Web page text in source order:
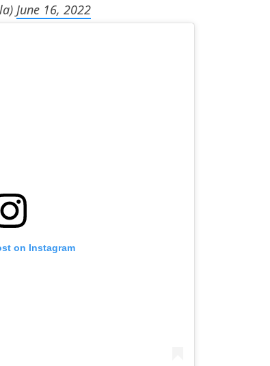
June 16, 2022
on Instagram